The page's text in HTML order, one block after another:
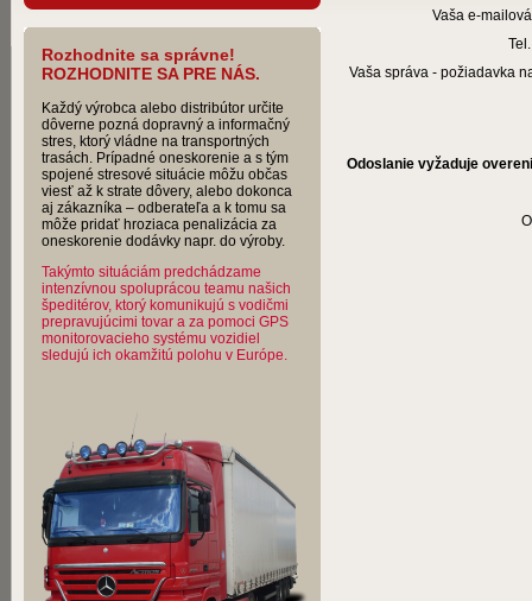
Rozhodnite sa správne!
ROZHODNITE SA PRE NÁS.
Každý výrobca alebo distribútor určite
dôverne pozná dopravný a informačný
stres, ktorý vládne na transportných
trasách. Prípadné oneskorenie a s tým
spojené stresové situácie môžu občas
viesť až k strate dôvery, alebo dokonca
aj zákazníka – odberateľa a k tomu sa
môže pridať hroziaca penalizácia za
oneskorenie dodávky napr. do výroby.
Takýmto situáciám predchádzame
intenzívnou spoluprácou teamu našich
špeditérov, ktorý komunikujú s vodičmi
prepravujúcimi tovar a za pomoci GPS
monitorovacieho systému vozidiel
sledujú ich okamžitú polohu v Európe.
Vaša e-
Vaša správa - požiadavka
Odoslanie vyžaduje